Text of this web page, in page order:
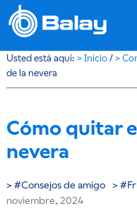
Usted está aquí: > Inicio / >
de la nevera
Cómo quitar
nevera
Consejos de amigo
noviembre, 2024